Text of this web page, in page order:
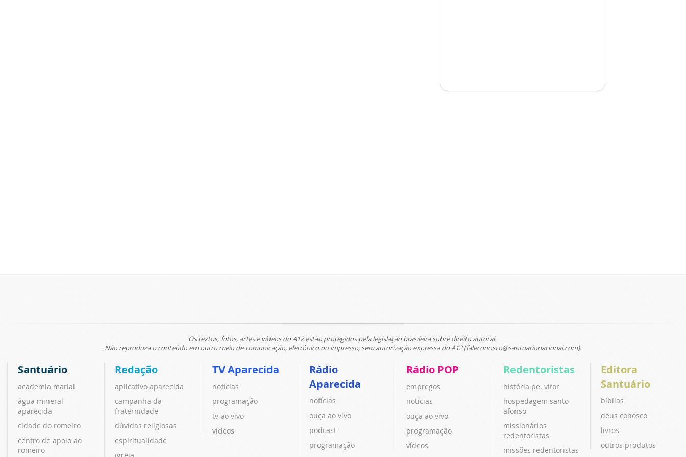
Os textos, fotos, artes e vídeos do A12 estão protegidos pela legislação brasileira sobre direito autoral.
Não reproduza o conteúdo em outro meio de comunicação, eletrônico ou impresso, sem autorização expressa do A12 (faleconosco@santuarionacional.com).
Santuário
academia marial
água mineral
aparecida
cidade do romeiro
centro de apoio ao
romeiro
Redação
aplicativo aparecida
campanha da
fraternidade
dúvidas religiosas
espiritualidade
igreja
TV Aparecida
notícias
programação
tv ao vivo
vídeos
Rádio
Aparecida
notícias
ouça ao vivo
podcast
programação
Rádio POP
empregos
notícias
ouça ao vivo
programação
vídeos
Redentoristas
história pe. vitor
hospedagem santo
afonso
missionários
redentoristas
missões redentoristas
Editora
Santuário
bíblias
deus conosco
livros
outros produtos